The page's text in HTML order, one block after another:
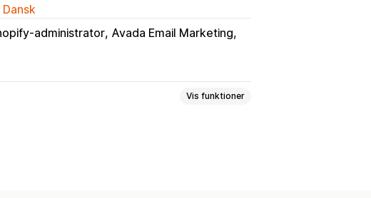
administrator Avada Email Marketing
Vis funktioner